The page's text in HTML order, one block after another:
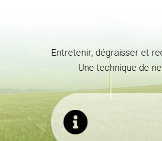
Entretenir, dégraisser et
Une technique de